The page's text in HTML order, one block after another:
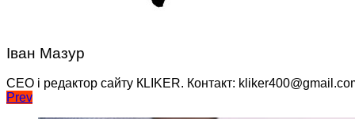
Іван Мазур
CEO і редактор сайту КLIKER. Контакт:
Навігація
Prev